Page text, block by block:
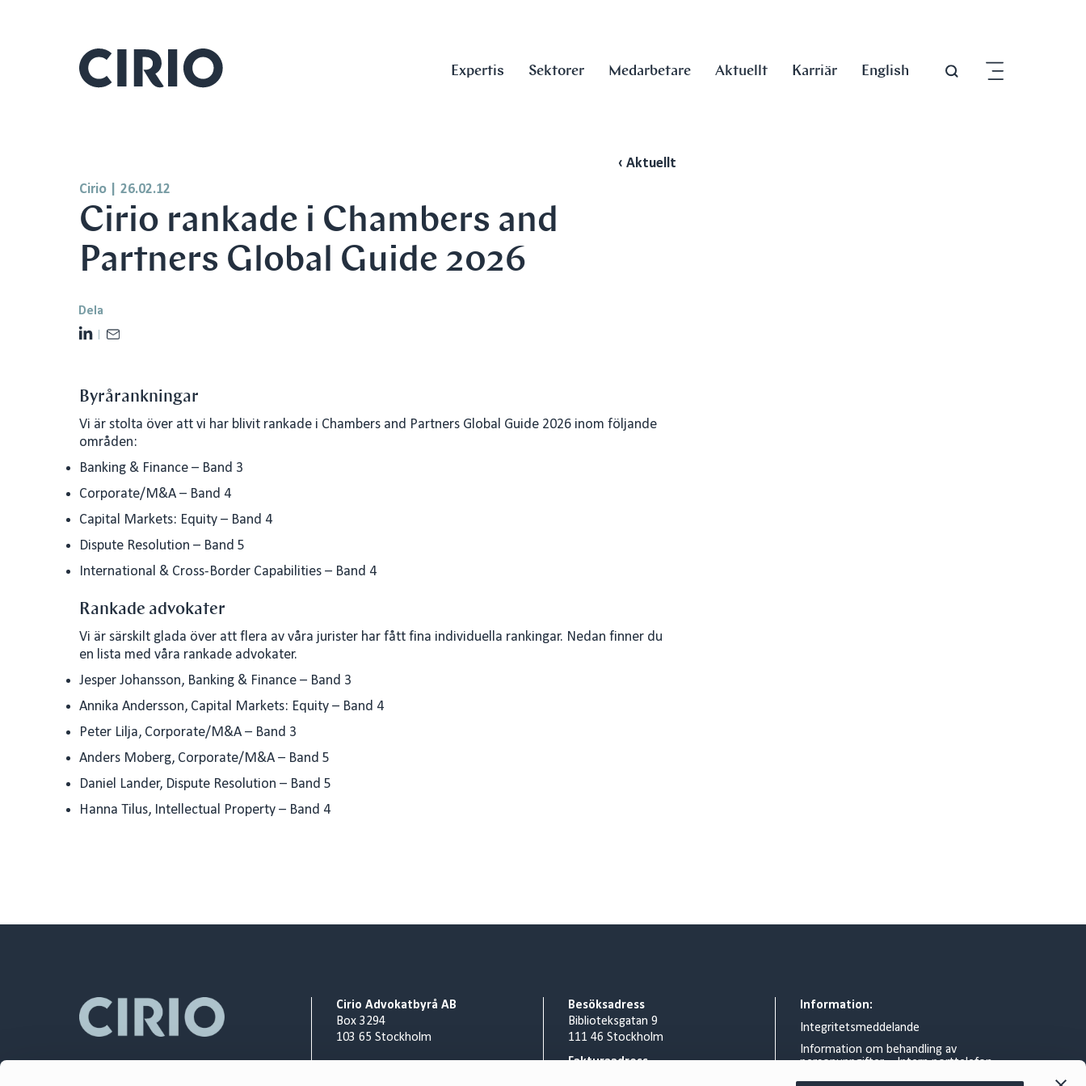
Expertis Sektorer Medarbetare Aktuellt Karriär English
‹ Aktuellt
Cirio |26.02.12
Cirio rankade i Chambers and
Partners Global Guide 2026
Dela
L
k
e
d
i
Byrårankningar
Vi är stolta över att vi har blivit rankade i Chambers and Partners Global Guide 2026 inom följande
områden:
Banking & Finance – Band 3
Corporate/M&A – Band 4
Capital Markets: Equity – Band 4
Dispute Resolution – Band 5
International & Cross-Border Capabilities – Band 4
Rankade advokater
Vi är särskilt glada över att flera av våra jurister har fått fina individuella rankingar. Nedan finner du
en lista med våra rankade advokater.
Jesper Johansson, Banking & Finance – Band 3
Annika Andersson, Capital Markets: Equity – Band 4
Peter Lilja, Corporate/M&A – Band 3
Anders Moberg, Corporate/M&A – Band 5
Daniel Lander, Dispute Resolution – Band 5
Hanna Tilus, Intellectual Property – Band 4
Cirio Advokatbyrå AB
Box 3294
103 65 Stockholm
Besöksadress
Biblioteksgatan 9
111 46 Stockholm
Fakturaadress
Information:
Integritetsmeddelande
Information om behandling av
personuppgifter – Intern porttelefon